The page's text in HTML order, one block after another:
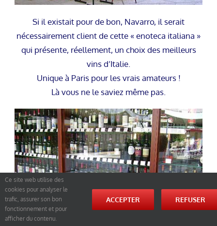
Si il existait pour de bon, Navarro, il serait
nécessairement client de cette « enoteca italiana »
qui présente, réellement, un choix des meilleurs
vins d’Italie.
Unique à Paris pour les vrais amateurs !
Là vous ne le saviez même pas.
Ce site web utilise des
cookies pour analyser le
trafic, assurer son bon
fonctionnement et pour
afficher du contenu.
ACCEPTER REFUSER